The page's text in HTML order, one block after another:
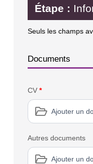
Étape :
Seuls les champs
Documents
CV *
Ajouter un
Autres documents
Ajouter un